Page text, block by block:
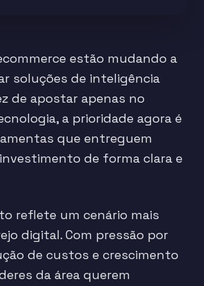
estão mudando a
soluções de inteligência
de apostar apenas no
a prioridade agora é
que entreguem
de forma clara e
reflete um cenário mais
digital. Com pressão por
de custos e crescimento
da área querem